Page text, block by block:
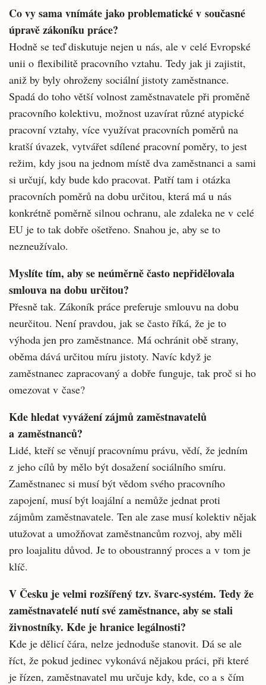
Co vy sama vnímáte jako problematické v současné
úpravě zákoníku práce?
Hodně se teď diskutuje nejen u nás, ale v celé Evropské
unii o flexibilitě pracovního vztahu. Tedy jak ji zajistit,
aniž by byly ohroženy soci­ální jistoty zaměstnance.
Spadá do toho větší volnost zaměstnavatele při proměně
pracovní­ho kolektivu, možnost uzavírat různé atypic­ké
pracovní vztahy, více využívat pracovních poměrů na
kratší úvazek, vytvářet sdílené pracovní poměry, to jest
režim, kdy jsou na jednom místě dva zaměstnanci a sami
si ur­čují, kdy bude kdo pracovat. Patří tam i otázka
pracovních poměrů na dobu určitou, která má u nás
konkrétně poměrně silnou ochranu, ale zdaleka ne v celé
EU je to tak dobře ošetřeno. Snahou je, aby se to
nezneužívalo.
Myslíte tím, aby se neúměrně často ne­přidělovala
smlouva na dobu určitou?
Přesně tak. Zákoník práce preferuje smlouvu na dobu
neurčitou. Není pravdou, jak se často říká, že je to
výhoda jen pro zaměstnance. Má ochránit obě strany,
oběma dává určitou míru jistoty. Navíc když je
zaměstnanec zapracovaný a dobře funguje, tak proč si ho
omezovat v čase?
Kde hledat vyvážení zájmů zaměstnava­telů
a zaměstnanců?
Lidé, kteří se věnují pracovnímu právu, vědí, že jedním
z jeho cílů by mělo být dosažení soci­álního smíru.
Zaměstnanec si musí být vědom svého pracovního
zapojení, musí být loajální a nemůže jednat proti
zájmům zaměstnavate­le. Ten ale zase musí kolektiv nějak
utužovat a umožňovat zaměstnancům rozvoj, aby měli
pro loajalitu důvod. Je to oboustranný proces a v tom je
klíč.
V Česku je velmi rozšířený tzv. švarc-systém. Tedy že
zaměstnavatelé nutí své zaměstnance, aby se stali
živnostníky. Kde je hranice legálnosti?
Kde je dělicí čára, nelze jednoduše stanovit. Dá se ale
říct, že pokud jedinec vykonává něja­­kou práci, při které
je řízen, zaměstnavatel mu určuje kdy, kde, co a s čím